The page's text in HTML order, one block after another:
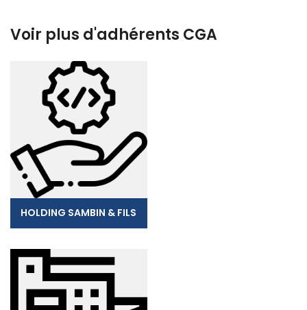
Voir plus d'adhérents CGA
HOLDING SAMBIN & FILS